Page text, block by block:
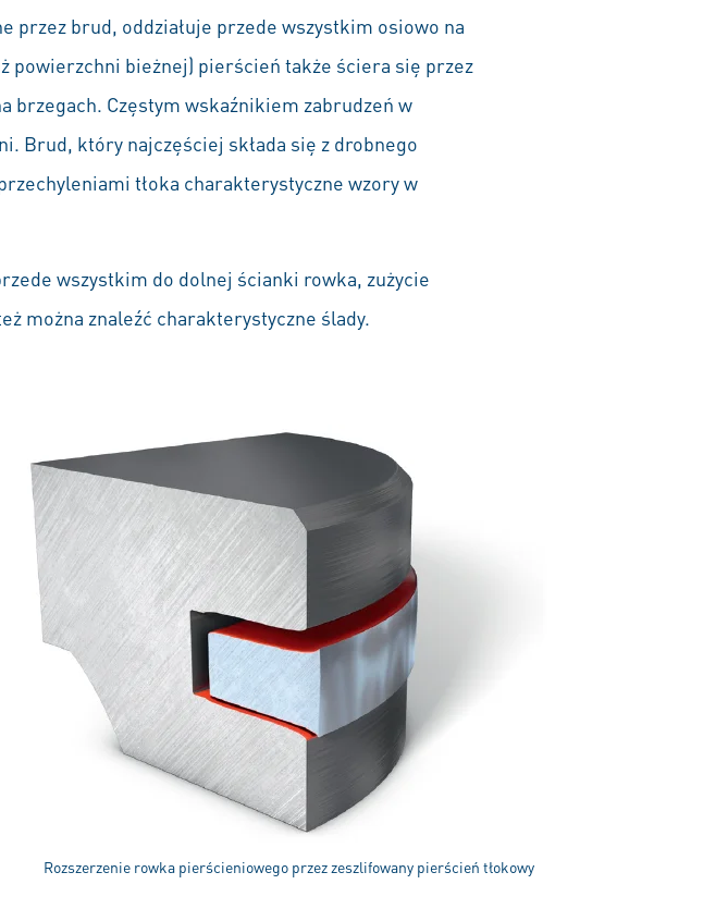
przez brud, oddziałuje przede wszystkim osiowo na
powierzchni bieżnej) pierścień także ściera się przez
brzegach. Częstym wskaźnikiem zabrudzeń w
Brud, który najczęściej składa się z drobnego
tłoka charakterystyczne wzory w
wszystkim do dolnej ścianki rowka, zużycie
można znaleźć charakterystyczne ślady.
Rozszerzenie rowka pierścieniowego przez zeszlifowany pierścień tłokowy